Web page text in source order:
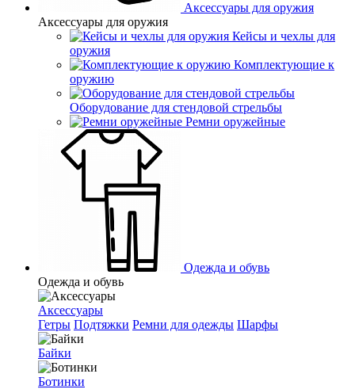
Аксессуары для оружия
Аксессуары для оружия
Кейсы и чехлы для
оружия
Комплектующие к
оружию
Оборудование для стендовой стрельбы
Ремни оружейные
Одежда и обувь
Одежда и обувь
Аксессуары
Гетры Подтяжки Ремни для одежды Шарфы
Байки
Ботинки